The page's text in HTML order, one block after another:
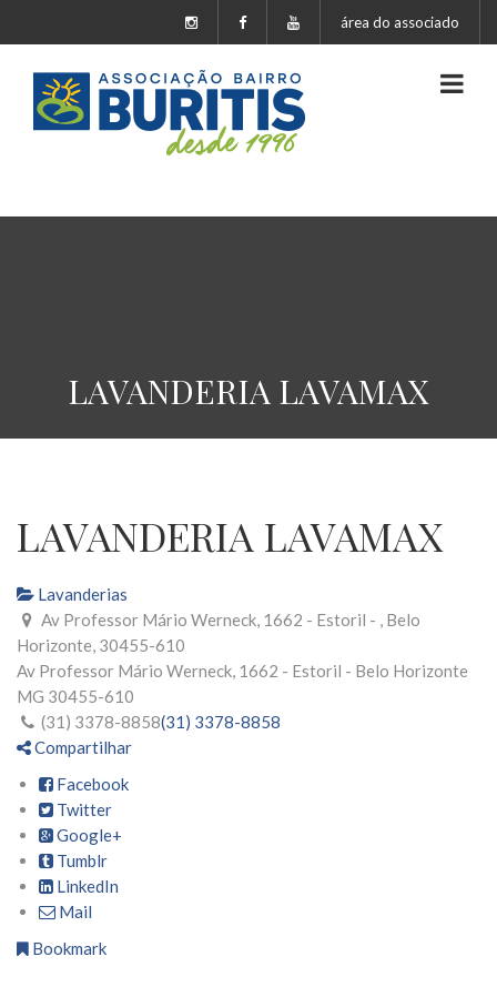
área do associado
LAVANDERIA LAVAMAX
LAVANDERIA LAVAMAX
Lavanderias
Av Professor Mário Werneck, 1662 - Estoril - , Belo
Horizonte, 30455-610
Av Professor Mário Werneck, 1662 - Estoril - Belo Horizonte
MG 30455-610
(31) 3378-8858(31) 3378-8858
Compartilhar
Facebook
Twitter
Google+
Tumblr
LinkedIn
Mail
Bookmark